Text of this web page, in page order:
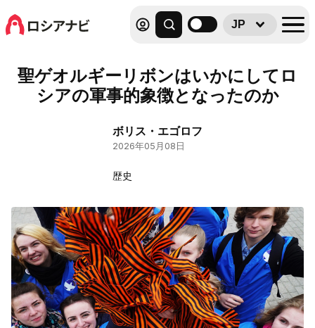
JP
聖ゲオルギーリボンはいかにしてロ
シアの軍事的象徴となったのか
ボリス・エゴロフ
2026年05月08日
歴史